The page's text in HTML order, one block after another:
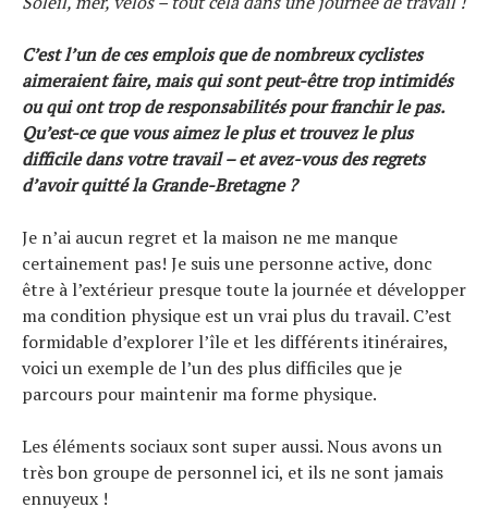
C’est l’un de ces emplois que de nombreux cyclistes
aimeraient faire, mais qui sont peut-être trop intimidés
ou qui ont trop de responsabilités pour franchir le pas.
Qu’est-ce que vous aimez le plus et trouvez le plus
difficile dans votre travail – et avez-vous des regrets
d’avoir quitté la Grande-Bretagne ?
Je n’ai aucun regret et la maison ne me manque
certainement pas! Je suis une personne active, donc
être à l’extérieur presque toute la journée et développer
ma condition physique est un vrai plus du travail. C’est
formidable d’explorer l’île et les différents itinéraires,
voici un exemple de l’un des plus difficiles que je
parcours pour maintenir ma forme physique.
Les éléments sociaux sont super aussi. Nous avons un
très bon groupe de personnel ici, et ils ne sont jamais
ennuyeux !